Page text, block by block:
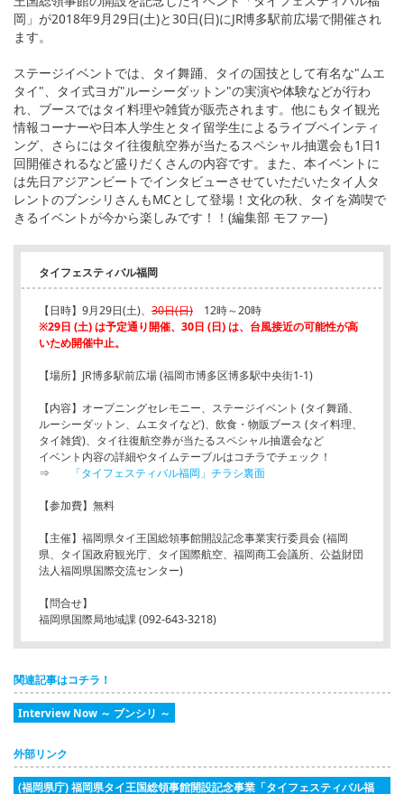
岡」が2018年9月29日(土)と30日(日)にJR博多駅前広場で開催され
ます。
ステージイベントでは、タイ舞踊、タイの国技として有名な"ムエ
タイ"、タイ式ヨガ"ルーシーダットン"の実演や体験などが行わ
れ、ブースではタイ料理や雑貨が販売されます。他にもタイ観光
情報コーナーや日本人学生とタイ留学生によるライブペインティ
ング、さらにはタイ往復航空券が当たるスペシャル抽選会も1日1
回開催されるなど盛りだくさんの内容です。また、本イベントに
は先日アジアンビートでインタビューさせていただいたタイ人タ
レントのブンシリさんもMCとして登場！文化の秋、タイを満喫で
きるイベントが今から楽しみです！！(編集部 モファ―)
タイフェスティバル福岡
【日時】9月29日(土)、 30日(日) 12時～20時
※29日 (土) は予定通り開催、30日 (日) は、台風接近の可能性が高
いため開催中止。
【場所】JR博多駅前広場 (福岡市博多区博多駅中央街1-1)
【内容】オープニングセレモニー、ステージイベント (タイ舞踊、
ルーシーダットン、ムエタイなど)、飲食・物販ブース (タイ料理、
タイ雑貨)、タイ往復航空券が当たるスペシャル抽選会など
イベント内容の詳細やタイムテーブルはコチラでチェック！
⇒
「タイフェスティバル福岡」チラシ裏面
【参加費】無料
【主催】福岡県タイ王国総領事館開設記念事業実行委員会 (福岡
県、タイ国政府観光庁、タイ国際航空、福岡商工会議所、公益財団
法人福岡県国際交流センター)
【問合せ】
福岡県国際局地域課 (092-643-3218)
関連記事はコチラ！
Interview Now ～ ブンシリ ～
外部リンク
(福岡県庁) 福岡県タイ王国総領事館開設記念事業「タイフェスティバル福